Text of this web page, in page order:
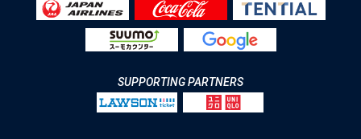
SUPPORTING PARTNERS